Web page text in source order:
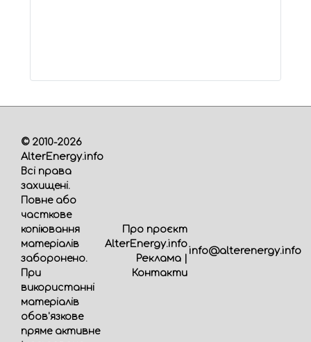
© 2010-2026
AlterEnergy.info
Всі права
захищені.
Повне або
часткове
копіювання
матеріалів
заборонено.
При
використанні
матеріалів
обов'язкове
пряме активне
Про проєкт
AlterEnergy.info
Реклама|
Контакти
info@alterenergy.info